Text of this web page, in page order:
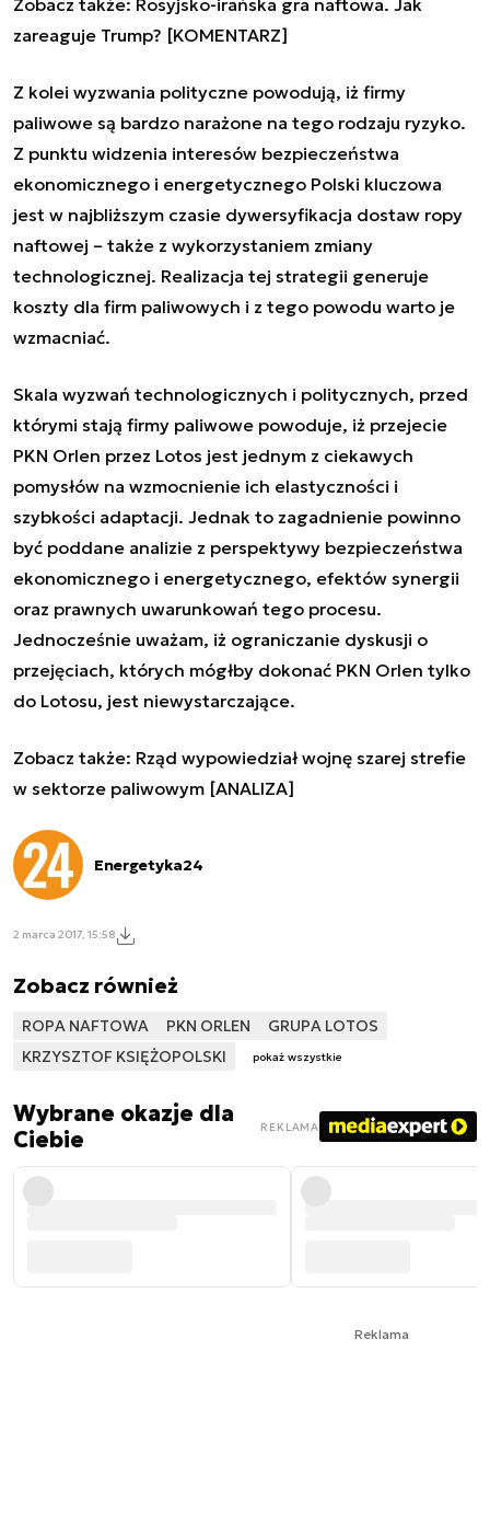
zareaguje Trump? [KOMENTARZ]
Z kolei wyzwania polityczne powodują, iż firmy
paliwowe są bardzo narażone na tego rodzaju ryzyko.
Z punktu widzenia interesów bezpieczeństwa
ekonomicznego i energetycznego Polski kluczowa
jest w najbliższym czasie dywersyfikacja dostaw ropy
naftowej – także z wykorzystaniem zmiany
technologicznej. Realizacja tej strategii generuje
koszty dla firm paliwowych i z tego powodu warto je
wzmacniać.
Skala wyzwań technologicznych i politycznych, przed
którymi stają firmy paliwowe powoduje, iż przejecie
PKN Orlen przez Lotos jest jednym z ciekawych
pomysłów na wzmocnienie ich elastyczności i
szybkości adaptacji. Jednak to zagadnienie powinno
być poddane analizie z perspektywy bezpieczeństwa
ekonomicznego i energetycznego, efektów synergii
oraz prawnych uwarunkowań tego procesu.
Jednocześnie uważam, iż ograniczanie dyskusji o
przejęciach, których mógłby dokonać PKN Orlen tylko
do Lotosu, jest niewystarczające.
Zobacz także: Rząd wypowiedział wojnę szarej strefie
w sektorze paliwowym [ANALIZA]
Energetyka24
2 marca 2017, 15:58
Zobacz również
ROPA NAFTOWA PKN ORLEN
GRUPA LOTOS
KRZYSZTOF KSIĘŻOPOLSKI
pokaż wszystkie
Wybrane okazje dla
Ciebie
REKLAMA
Reklama